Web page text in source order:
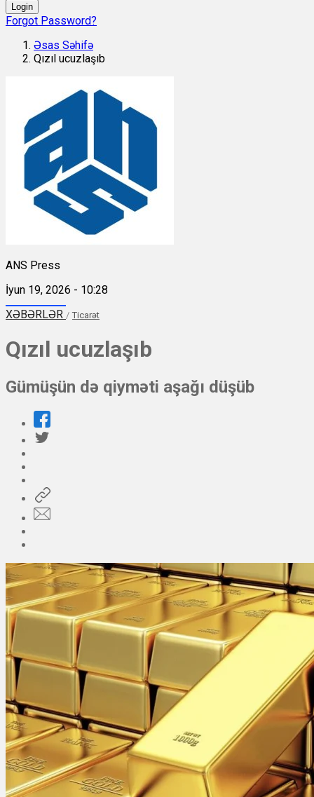
Login
Forgot Password?
Əsas Səhifə
Qızıl ucuzlaşıb
ANS Press
İyun 19, 2026 - 10:28
XƏBƏRLƏR / Ticarət
Qızıl ucuzlaşıb
Gümüşün də qiyməti aşağı düşüb